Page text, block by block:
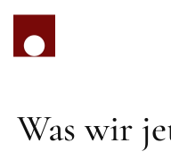
Zum Hauptinhalt
Was wir